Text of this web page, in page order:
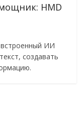
HMD
ИИ
создавать